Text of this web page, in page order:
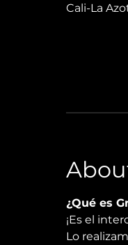
Cali-La
¿Qué es
¡Es el
Lo